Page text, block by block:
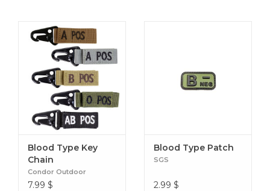
Blood Type Key
Chain
Condor Outdoor
7.99 $
Blood Type Patch
SGS
2.99 $